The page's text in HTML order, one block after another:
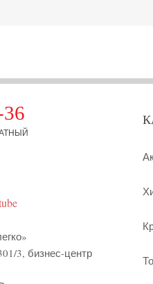
3, бизнес-центр